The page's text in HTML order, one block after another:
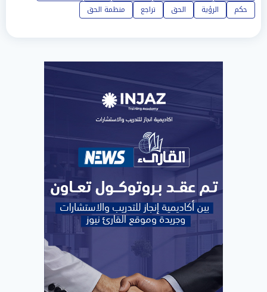
حكم
الرؤية الحق تراجع منظمة الحق